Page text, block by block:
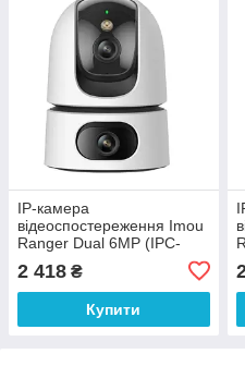
IP-камера
відеоспостереження Imou
Ranger Dual 6MP (IPC-
2 418 ₴
Купити